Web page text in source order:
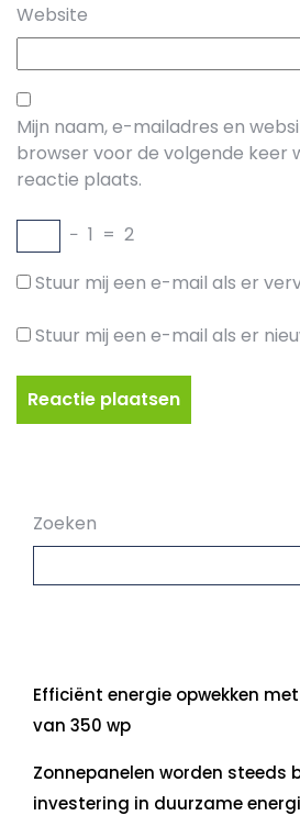
Website
Mijn naam, e-mailadres en
browser voor de volgende keer
reactie plaats.
− 1 = 2
Stuur mij een e-mail als er
Stuur mij een e-mail als er
Zoeken
Efficiënt energie opwekken
van 350 wp
Zonnepanelen worden steeds
investering in duurzame